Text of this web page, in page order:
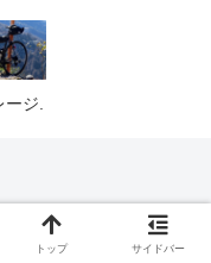
ージ.
トップ サイドバー